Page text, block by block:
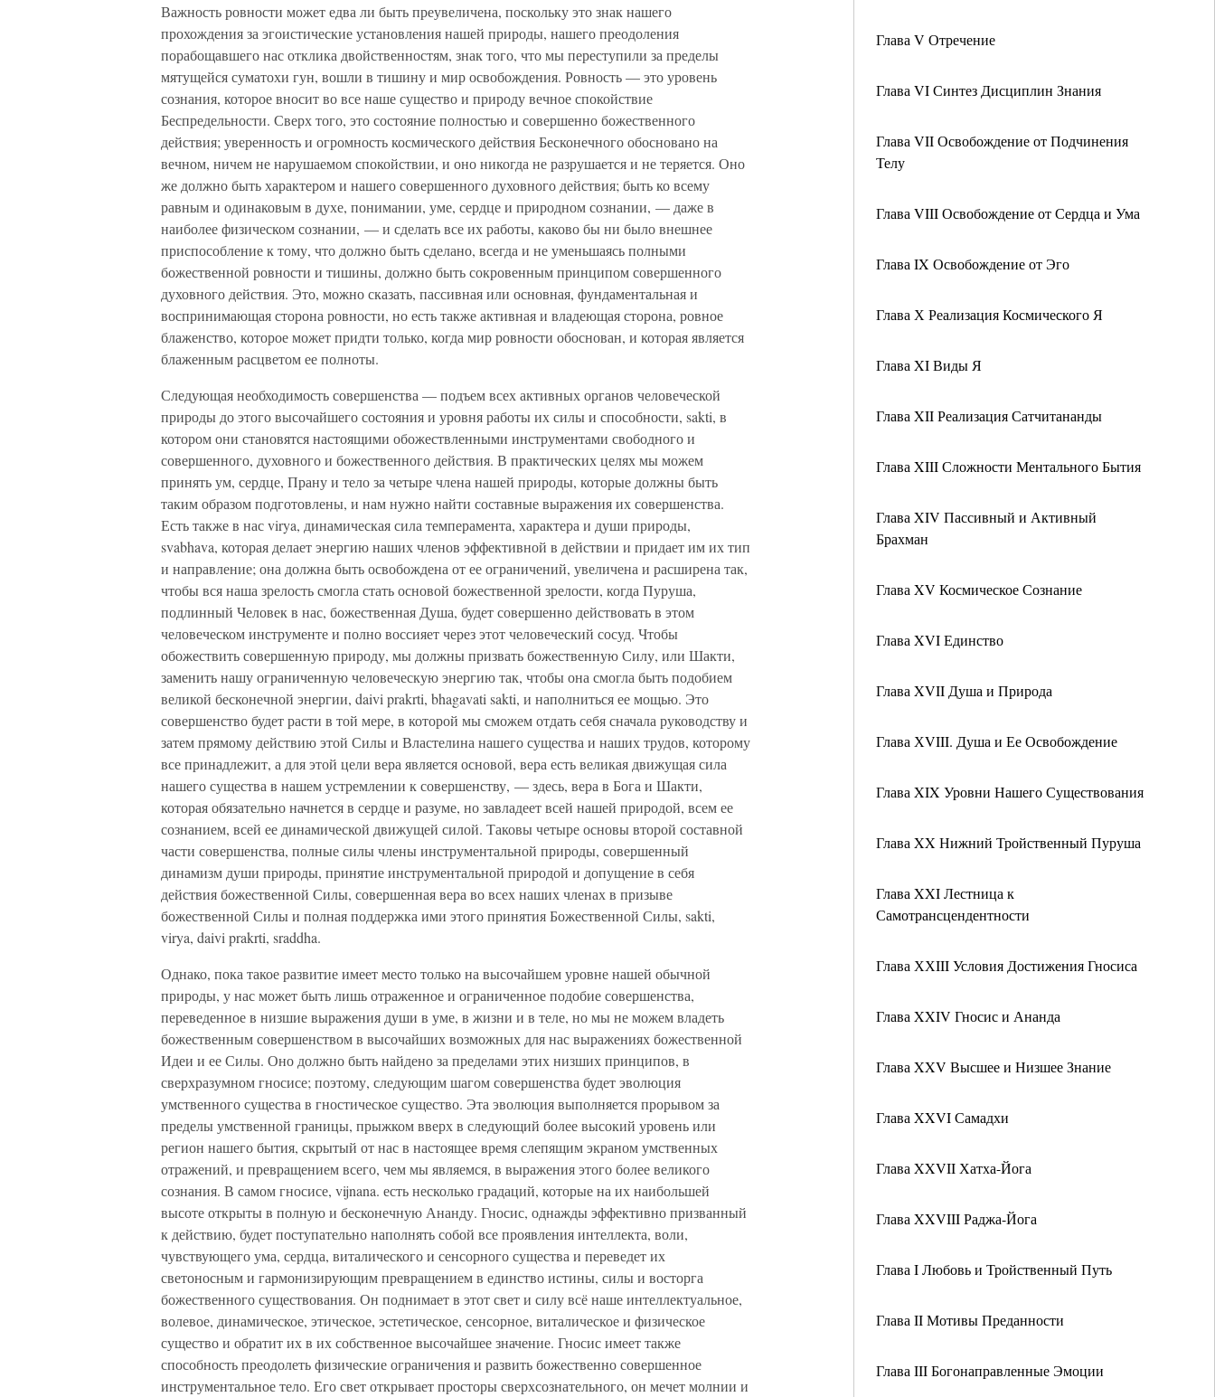
Глава V Отречение
Глава VI Синтез Дисциплин Знания
Глава VII Освобождение от Подчинения
Телу
Глава VIII Освобождение от Сердца и Ума
Глава IX Освобождение от Эго
Глава Х Реализация Космического Я
Глава XI Виды Я
Глава XII Реализация Сатчитананды
Глава XIII Сложности Ментального Бытия
Глава XIV Пассивный и Активный
Брахман
Глава XV Космическое Сознание
Глава XVI Единство
Глава XVII Душа и Природа
Глава ХVIII. Душа и Ее Освобождение
Глава XIX Уровни Нашего Существования
Глава XX Нижний Тройственный Пуруша
Глава XXI Лестница к
Самотрансцендентности
Глава ХХIII Условия Достижения Гносиса
Глава XXIV Гносис и Ананда
Глава XXV Высшее и Низшее Знание
Глава XXVI Самадхи
Глава XXVII Хатха-Йога
Глава XXVIII Раджа-Йога
Глава I Любовь и Тройственный Путь
Глава II Мотивы Преданности
Глава III Богонаправленные Эмоции
Важность ровности может едва ли быть преувеличена, поскольку это знак нашего
прохождения за эгоистические установления нашей природы, нашего преодоления
порабощавшего нас отклика двойственностям, знак того, что мы переступили за пределы
мятущейся суматохи гун, вошли в тишину и мир освобождения. Ровность — это уровень
сознания, которое вносит во все наше существо и природу вечное спокойствие
Беспредельности. Сверх того, это состояние полностью и совершенно божественного
действия; уверенность и огромность космического действия Бесконечного обосновано на
вечном, ничем не нарушаемом спокойствии, и оно никогда не разрушается и не теряется. Оно
же должно быть характером и нашего совершенного духовного действия; быть ко всему
равным и одинаковым в духе, понимании, уме, сердце и природном сознании, — даже в
наиболее физическом сознании, — и сделать все их работы, каково бы ни было внешнее
приспособление к тому, что должно быть сделано, всегда и не уменьшаясь полными
божественной ровности и тишины, должно быть сокровенным принципом совершенного
духовного действия. Это, можно сказать, пассивная или основная, фундаментальная и
воспринимающая сторона ровности, но есть также активная и владеющая сторона, ровное
блаженство, которое может придти только, когда мир ровности обоснован, и которая является
блаженным расцветом ее полноты.
Следующая необходимость совершенства — подъем всех активных органов человеческой
природы до этого высочайшего состояния и уровня работы их силы и способности, sakti, в
котором они становятся настоящими обожествленными инструментами свободного и
совершенного, духовного и божественного действия. В практических целях мы можем
принять ум, сердце, Прану и тело за четыре члена нашей природы, которые должны быть
таким образом подготовлены, и нам нужно найти составные выражения их совершенства.
Есть также в нас virya, динамическая сила темперамента, характера и души природы,
svabhava, которая делает энергию наших членов эффективной в действии и придает им их тип
и направление; она должна быть освобождена от ее ограничений, увеличена и расширена так,
чтобы вся наша зрелость смогла стать основой божественной зрелости, когда Пуруша,
подлинный Человек в нас, божественная Душа, будет совершенно действовать в этом
человеческом инструменте и полно воссияет через этот человеческий сосуд. Чтобы
обожествить совершенную природу, мы должны призвать божественную Силу, или Шакти,
заменить нашу ограниченную человеческую энергию так, чтобы она смогла быть подобием
великой бесконечной энергии, daivi prakrti, bhagavati sakti, и наполниться ее мощью. Это
совершенство будет расти в той мере, в которой мы сможем отдать себя сначала руководству и
затем прямому действию этой Силы и Властелина нашего существа и наших трудов, которому
все принадлежит, а для этой цели вера является основой, вера есть великая движущая сила
нашего существа в нашем устремлении к совершенству, — здесь, вера в Бога и Шакти,
которая обязательно начнется в сердце и разуме, но завладеет всей нашей природой, всем ее
сознанием, всей ее динамической движущей силой. Таковы четыре основы второй составной
части совершенства, полные силы члены инструментальной природы, совершенный
динамизм души природы, принятие инструментальной природой и допущение в себя
действия божественной Силы, совершенная вера во всех наших членах в призыве
божественной Силы и полная поддержка ими этого принятия Божественной Силы, sakti,
virya, daivi prakrti, sraddha.
Однако, пока такое развитие имеет место только на высочайшем уровне нашей обычной
природы, у нас может быть лишь отраженное и ограниченное подобие совершенства,
переведенное в низшие выражения души в уме, в жизни и в теле, но мы не можем владеть
божественным совершенством в высочайших возможных для нас выражениях божественной
Идеи и ее Силы. Оно должно быть найдено за пределами этих низших принципов, в
сверхразумном гносисе; поэтому, следующим шагом совершенства будет эволюция
умственного существа в гностическое существо. Эта эволюция выполняется прорывом за
пределы умственной границы, прыжком вверх в следующий более высокий уровень или
регион нашего бытия, скрытый от нас в настоящее время слепящим экраном умственных
отражений, и превращением всего, чем мы являемся, в выражения этого более великого
сознания. В самом гносисе, vijnana. есть несколько градаций, которые на их наибольшей
высоте открыты в полную и бесконечную Ананду. Гносис, однажды эффективно призванный
к действию, будет поступательно наполнять собой все проявления интеллекта, воли,
чувствующего ума, сердца, виталического и сенсорного существа и переведет их
светоносным и гармонизирующим превращением в единство истины, силы и восторга
божественного существования. Он поднимает в этот свет и силу всё наше интеллектуальное,
волевое, динамическое, этическое, эстетическое, сенсорное, виталическое и физическое
существо и обратит их в их собственное высочайшее значение. Гносис имеет также
способность преодолеть физические ограничения и развить божественно совершенное
инструментальное тело. Его свет открывает просторы сверхсознательного, он мечет молнии и